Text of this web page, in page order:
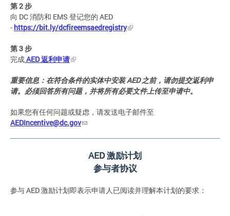
第2步
向 DC 消防和 EMS 登记您的 AED
- https://bit.ly/dcfireemsaedregistry
第3步
完成AED返利申请
重要信息：在符合条件的实体中安装AED之前，请勿提交返利申
请。必须回答所有问题，并将所有必要文件上传至申请中。
如果您有任何问题或疑虑，请发送电子邮件至
AEDIncentive@dc.gov
AED激励计划
参与者协议
参与 AED 激励计划即表示申请人已阅读并理解本计划的要求：